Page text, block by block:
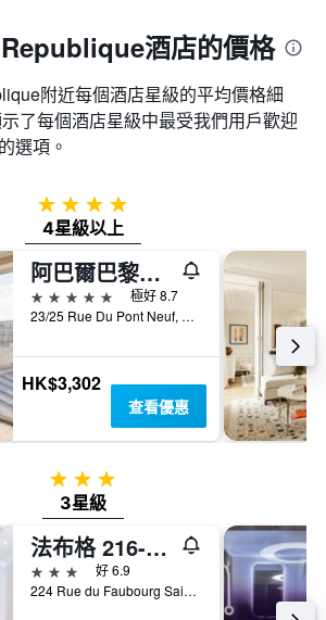
酒店的價格
附近每個酒店星級的平均價格細
了每個酒店星級中最受我們用戶歡迎
選項。
4星級
4星級以上
阿巴爾巴黎瑟琳宅邸酒店 - 巴黎
5星級
極好 8.7
23/25 Rue Du Pont Neuf, 巴黎, 法國
HK$3,302
查看優惠
3星級
3星級
法布格 216-224 酒店 - 巴黎
3星級
好 6.9
224 Rue du Faubourg Saint Denis, 巴黎, 法國